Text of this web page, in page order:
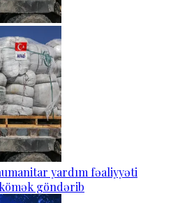
yardım fəaliyyəti
göndərib